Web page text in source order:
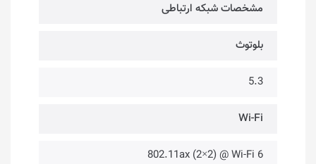
مشخصات شبکه ارتباطی
بلوتوث
5.3
Wi-Fi
802.11ax (2×2) @ Wi-Fi 6